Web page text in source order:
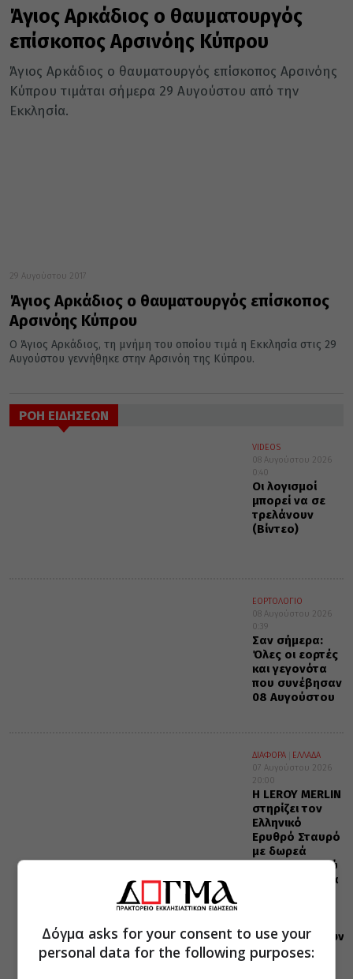
Άγιος Αρκάδιος ο θαυματουργός
επίσκοπος Αρσινόης Κύπρου
Άγιος Αρκάδιος ο θαυματουργός επίσκοπος Αρσινόης
Κύπρου τιμάται σήμερα 29 Αυγούστου από την
Εκκλησία.
29 Αυγούστου 2017
Άγιος Αρκάδιος ο θαυματουργός επίσκοπος
Αρσινόης Κύπρου
Ο Άγιος Αρκάδιος, τη μνήμη του οποίου τιμά η Εκκλησία στις 29
Αυγούστου γεννήθηκε στην Αρσινόη της Κύπρου.
ΡΟΗ ΕΙΔΗΣΕΩΝ
VIDEOS
08 Αυγούστου 2026
0:40
Οι λογισμοί
μπορεί να σε
τρελάνουν
(Βίντεο)
ΕΟΡΤΟΛΟΓΙΟ
08 Αυγούστου 2026
0:39
Σαν σήμερα:
Όλες οι εορτές
και γεγονότα
που συνέβησαν
08 Αυγούστου
ΔΙΑΦΟΡΑ
ΕΛΛΑΔΑ
07 Αυγούστου 2026
20:00
Η LEROY MERLIN
στηρίζει τον
Ελληνικό
Ερυθρό Σταυρό
με δωρεά
επιχειρησιακού
εξοπλισμού για
καταστροφικών
πυρκαγιών
Δόγμα asks for your consent to use your
personal data for the following purposes: